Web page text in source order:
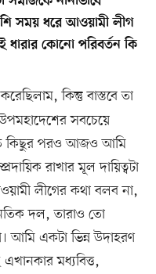
সময় ধরে আওয়ামী লীগ
কোনো পরিবর্তন কি
কিন্তু বাস্তবে তা
সবচেয়ে
কিছুর পরও আজও আমি
রাখার মূল দায়িত্বটা
লীগের কথা বলব না,
দল, তারাও তো
আমি একটা ভিন্ন উদাহরণ
মধ্যবিত্ত,